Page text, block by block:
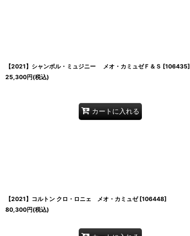
【2021】シャンボル・ミュジニー メオ・カミュゼＦ＆Ｓ [106435]
25,300円(税込)
カートに入れる
【2021】コルトン クロ・ロニェ メオ・カミュゼ [106448]
80,300円(税込)